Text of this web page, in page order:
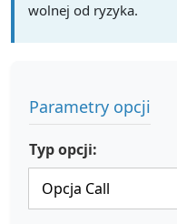
wolnej od ryzyka.
Parametry opcji
Typ opcji: